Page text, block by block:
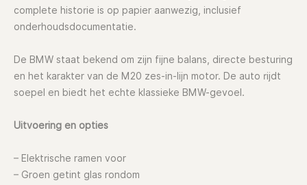
complete historie is op papier aanwezig, inclusief
onderhoudsdocumentatie.
De BMW staat bekend om zijn fijne balans, directe besturing
en het karakter van de M20 zes-in-lijn motor. De auto rijdt
soepel en biedt het echte klassieke BMW-gevoel.
Uitvoering en opties
– Elektrische ramen voor
– Groen getint glas rondom